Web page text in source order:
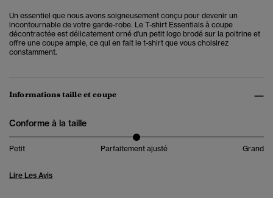
Un essentiel que nous avons soigneusement conçu pour devenir un
incontournable de votre garde-robe. Le T-shirt Essentials à coupe
décontractée est délicatement orné d'un petit logo brodé sur la poitrine et
offre une coupe ample, ce qui en fait le t-shirt que vous choisirez
constamment.
Informations taille et coupe
Conforme à la taille
Petit Parfaitement ajusté Grand
Lire Les Avis